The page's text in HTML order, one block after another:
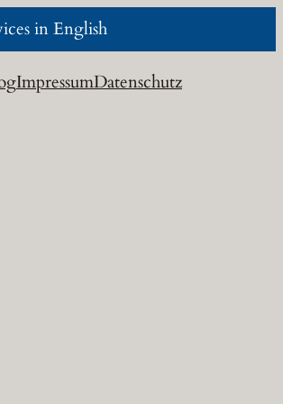
in English
ImpressumDatenschutz